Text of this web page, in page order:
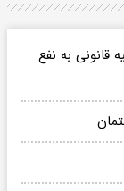
قانونی به نفع